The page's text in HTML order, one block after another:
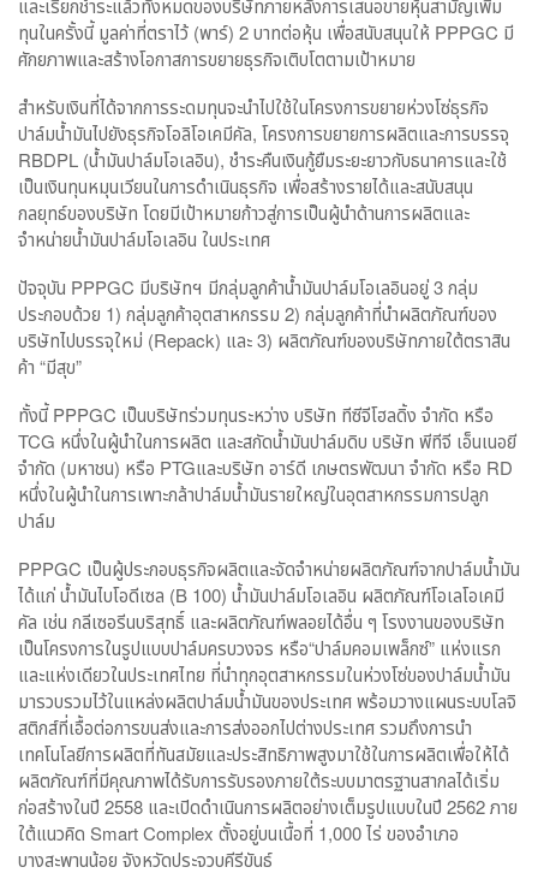
และเรียกชำระแล้วทั้งหมดของบริษัทภายหลังการเสนอขายหุ้นสามัญเพิ่ม
ทุนในครั้งนี้ มูลค่าที่ตราไว้ (พาร์) 2 บาทต่อหุ้น เพื่อสนับสนุนให้ PPPGC มี
ศักยภาพและสร้างโอกาสการขยายธุรกิจเติบโตตามเป้าหมาย
สำหรับเงินที่ได้จากการระดมทุนจะนำไปใช้ในโครงการขยายห่วงโซ่ธุรกิจ
ปาล์มน้ำมันไปยังธุรกิจโอลิโอเคมีคัล, โครงการขยายการผลิตและการบรรจุ
RBDPL (น้ำมันปาล์มโอเลอิน), ชำระคืนเงินกู้ยืมระยะยาวกับธนาคารและใช้
เป็นเงินทุนหมุนเวียนในการดำเนินธุรกิจ เพื่อสร้างรายได้และสนับสนุน
กลยุทธ์ของบริษัท โดยมีเป้าหมายก้าวสู่การเป็นผู้นำด้านการผลิตและ
จำหน่ายน้ำมันปาล์มโอเลอิน ในประเทศ
ปัจจุบัน PPPGC มีบริษัทฯ มีกลุ่มลูกค้าน้ำมันปาล์มโอเลอินอยู่ 3 กลุ่ม
ประกอบด้วย 1) กลุ่มลูกค้าอุตสาหกรรม 2) กลุ่มลูกค้าที่นำผลิตภัณฑ์ของ
บริษัทไปบรรจุใหม่ (Repack) และ 3) ผลิตภัณฑ์ของบริษัทภายใต้ตราสิน
ค้า “มีสุข”
ทั้งนี้ PPPGC เป็นบริษัทร่วมทุนระหว่าง บริษัท ทีซีจีโฮลดิ้ง จำกัด หรือ
TCG หนึ่งในผู้นำในการผลิต และสกัดน้ำมันปาล์มดิบ บริษัท พีทีจี เอ็นเนอยี
จำกัด (มหาชน) หรือ PTGและบริษัท อาร์ดี เกษตรพัฒนา จำกัด หรือ RD
หนึ่งในผู้นำในการเพาะกล้าปาล์มน้ำมันรายใหญ่ในอุตสาหกรรมการปลูก
ปาล์ม
PPPGC เป็นผู้ประกอบธุรกิจผลิตและจัดจำหน่ายผลิตภัณฑ์จากปาล์มน้ำมัน
ได้แก่ น้ำมันไบโอดีเซล (B 100) น้ำมันปาล์มโอเลอิน ผลิตภัณฑ์โอเลโอเคมี
คัล เช่น กลีเซอรีนบริสุทธิ์ และผลิตภัณฑ์พลอยได้อื่น ๆ โรงงานของบริษัท
เป็นโครงการในรูปแบบปาล์มครบวงจร หรือ“ปาล์มคอมเพล็กซ์” แห่งแรก
และแห่งเดียวในประเทศไทย ที่นำทุกอุตสาหกรรมในห่วงโซ่ของปาล์มน้ำมัน
มารวบรวมไว้ในแหล่งผลิตปาล์มน้ำมันของประเทศ พร้อมวางแผนระบบโลจิ
สติกส์ที่เอื้อต่อการขนส่งและการส่งออกไปต่างประเทศ รวมถึงการนำ
เทคโนโลยีการผลิตที่ทันสมัยและประสิทธิภาพสูงมาใช้ในการผลิตเพื่อให้ได้
ผลิตภัณฑ์ที่มีคุณภาพได้รับการรับรองภายใต้ระบบมาตรฐานสากลได้เริ่ม
ก่อสร้างในปี 2558 และเปิดดำเนินการผลิตอย่างเต็มรูปแบบในปี 2562 ภาย
ใต้แนวคิด Smart Complex ตั้งอยู่บนเนื้อที่ 1,000 ไร่ ของอำเภอ
บางสะพานน้อย จังหวัดประจวบคีรีขันธ์